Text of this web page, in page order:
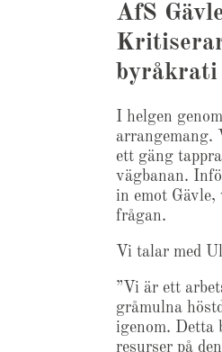
AfS
byråkrati
I helgen
arrangemang.
ett gäng
vägbanan.
in emot
frågan.
Vi talar med
”Vi är ett
gråmulna
igenom. Detta
resurser på